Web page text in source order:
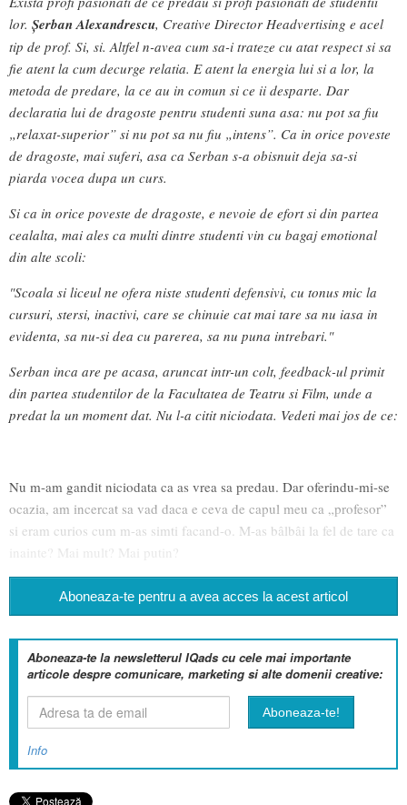
lor. Șerban Alexandrescu, Creative Director Headvertising e acel
tip de prof. Si, si. Altfel n-avea cum sa-i trateze cu atat respect si sa
fie atent la cum decurge relatia. E atent la energia lui si a lor, la
metoda de predare, la ce au in comun si ce ii desparte. Dar
declaratia lui de dragoste pentru studenti suna asa: nu pot sa fiu
„relaxat-superior” si nu pot sa nu fiu „intens”. Ca in orice poveste
de dragoste, mai suferi, asa ca Serban s-a obisnuit deja sa-si
piarda vocea dupa un curs.
Si ca in orice poveste de dragoste, e nevoie de efort si din partea
cealalta, mai ales ca multi dintre studenti vin cu bagaj emotional
din alte scoli:
"Scoala si liceul ne ofera niste studenti defensivi, cu tonus mic la
cursuri, stersi, inactivi, care se chinuie cat mai tare sa nu iasa in
evidenta, sa nu-si dea cu parerea, sa nu puna intrebari."
Serban inca are pe acasa, aruncat intr-un colt, feedback-ul primit
din partea studentilor de la Facultatea de Teatru si Film, unde a
predat la un moment dat. Nu l-a citit niciodata. Vedeti mai jos de ce:
Nu m-am gandit niciodata ca as vrea sa predau. Dar oferindu-mi-se
ocazia, am incercat sa vad daca e ceva de capul meu ca „profesor”
si eram curios cum m-as simti facand-o. M-as bâlbâi la fel de tare ca
inainte? Mai mult? Mai putin?
Aboneaza-te pentru a avea acces la acest articol
Aboneaza-te la newsletterul IQads cu cele mai importante
articole despre comunicare, marketing si alte domenii creative:
Info